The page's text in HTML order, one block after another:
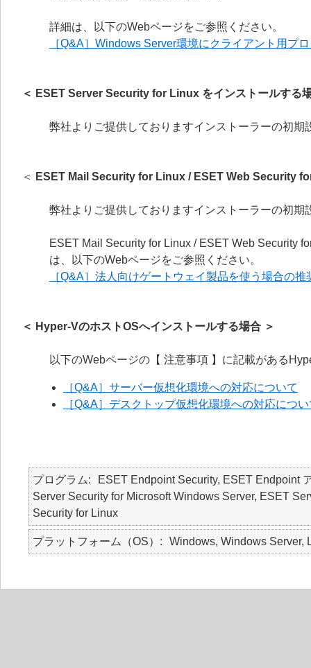
詳細は、以下のWebページをご参照ください。
［Q&A］Windows Server環境にクライアント用プ
＜ ESET Server Security for Linux をインストールする
弊社よりご提供しておりますインストーラーの初
＜ ESET Mail Security for Linux / ESET Web Security
弊社よりご提供しておりますインストーラーの初
ESET Mail Security for Linux / ESET Web Security
は、以下のWebページをご参照ください。
［Q&A］法人向けゲートウェイ製品を使う場合の
＜ Hyper-VのホストOSへインストールする場合 ＞
以下のWebページの【 注意事項 】に記載がある
［Q&A］サーバー仮想化環境への対応について
［Q&A］デスクトップ仮想化環境への対応につ
プログラム
ESET Endpoint Security, ESET Endpoint
Server Security for Microsoft Windows Server, ESET
Security for Linux
プラットフォーム（OS） Windows, Windows Server,